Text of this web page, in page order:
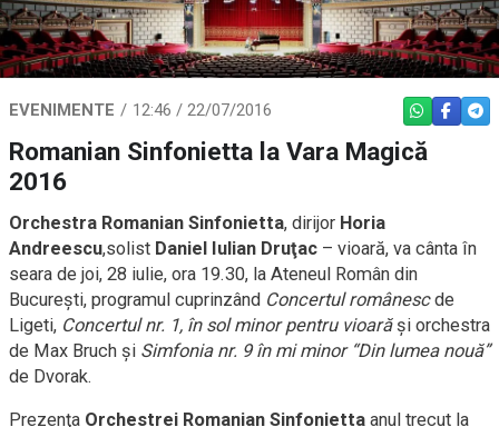
EVENIMENTE 12:46 / 22/07/2016 WHATSAPP
Romanian Sinfonietta la Vara Magică
2016
Orchestra Romanian Sinfonietta, dirijor Horia
Andreescu,solist Daniel Iulian Druţac – vioară, va cânta în
seara de joi, 28 iulie, ora 19.30, la Ateneul Român din
Bucureşti, programul cuprinzând Concertul românescde
Ligeti, Concertul nr. 1, în sol minor pentru vioarăşi orchestra
de Max Bruch şi Simfonia nr. 9 în mi minor “Din lumea nouă”
de Dvorak.
Prezenţa Orchestrei Romanian Sinfonietta anul trecut la